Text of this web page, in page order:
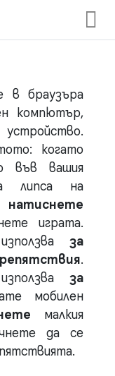
в браузъра
компютър,
когато
във вашия
липса на
натиснете
играта.
за
.
за
мобилен
малкия
да се